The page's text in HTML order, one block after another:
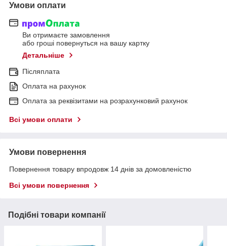
Умови оплати
Ви отримаєте замовлення
або гроші повернуться на вашу картку
Детальніше
Післяплата
Оплата на рахунок
Оплата за реквізитами на розрахунковий рахунок
Всі умови оплати
Умови повернення
Повернення товару впродовж 14 днів за домовленістю
Всі умови повернення
Подібні товари компанії